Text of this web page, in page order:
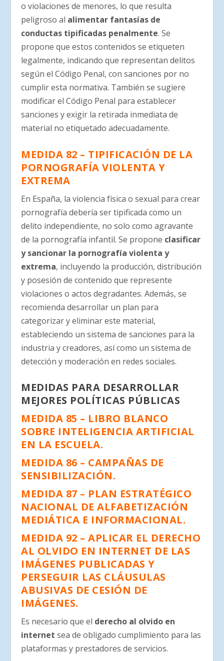
o violaciones de menores, lo que resulta
peligroso al alimentar fantasías de
conductas tipificadas penalmente. Se
propone que estos contenidos se etiqueten
legalmente, indicando que representan delitos
según el Código Penal, con sanciones por no
cumplir esta normativa. También se sugiere
modificar el Código Penal para establecer
sanciones y exigir la retirada inmediata de
material no etiquetado adecuadamente.
MEDIDA 82 – TIPIFICACIÓN DE LA
PORNOGRAFÍA VIOLENTA Y
EXTREMA
En España, la violencia física o sexual para crear
pornografía debería ser tipificada como un
delito independiente, no solo como agravante
de la pornografía infantil. Se propone clasificar
y sancionar la pornografía violenta y
extrema, incluyendo la producción, distribución
y posesión de contenido que represente
violaciones o actos degradantes. Además, se
recomienda desarrollar un plan para
categorizar y eliminar este material,
estableciendo un sistema de sanciones para la
industria y creadores, así como un sistema de
detección y moderación en redes sociales.
MEDIDAS PARA DESARROLLAR
MEJORES POLÍTICAS PÚBLICAS
MEDIDA 85 – LIBRO BLANCO
SOBRE INTELIGENCIA ARTIFICIAL
EN LA ESCUELA.
MEDIDA 86 – CAMPAÑAS DE
SENSIBILIZACIÓN.
MEDIDA 87 – PLAN ESTRATÉGICO
NACIONAL DE ALFABETIZACIÓN
MEDIÁTICA E INFORMACIONAL.
MEDIDA 92 – APLICAR EL DERECHO
AL OLVIDO EN INTERNET DE LAS
IMÁGENES PUBLICADAS Y
PERSEGUIR LAS CLÁUSULAS
ABUSIVAS DE CESIÓN DE
IMÁGENES.
Es necesario que el derecho al olvido en
internet sea de obligado cumplimiento para las
plataformas y prestadores de servicios.